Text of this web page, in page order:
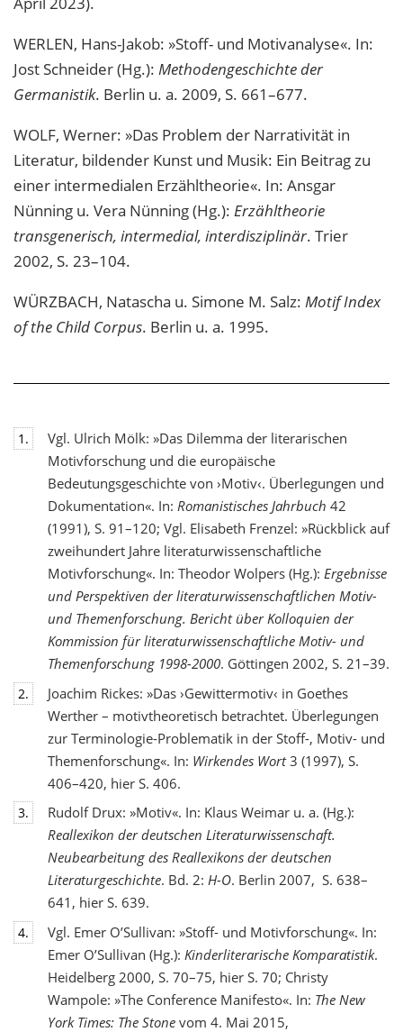
WERLEN, Hans-Jakob: »Stoff- und Motivanalyse«. In:
Jost Schneider (Hg.): Methodengeschichte der
Germanistik. Berlin u. a. 2009, S. 661–677.
WOLF, Werner: »Das Problem der Narrativität in
Literatur, bildender Kunst und Musik: Ein Beitrag zu
einer intermedialen Erzähltheorie«. In: Ansgar
Nünning u. Vera Nünning (Hg.): Erzähltheorie
transgenerisch, intermedial, interdisziplinär. Trier
2002, S. 23–104.
WÜRZBACH, Natascha u. Simone M. Salz: Motif Index
of the Child Corpus. Berlin u. a. 1995.
1.
Vgl. Ulrich Mölk: »Das Dilemma der literarischen
Motivforschung und die europäische
Bedeutungsgeschichte von ›Motiv‹. Überlegungen und
Dokumentation«. In: Romanistisches Jahrbuch 42
(1991), S. 91–120; Vgl. Elisabeth Frenzel: »Rückblick auf
zweihundert Jahre literaturwissenschaftliche
Motivforschung«. In: Theodor Wolpers (Hg.): Ergebnisse
und Perspektiven der literaturwissenschaftlichen Motiv-
und Themenforschung. Bericht über Kolloquien der
Kommission für literaturwissenschaftliche Motiv- und
Themenforschung 1998-2000. Göttingen 2002, S. 21–39.
2.
Joachim Rickes: »Das ›Gewittermotiv‹ in Goethes
Werther – motivtheoretisch betrachtet. Überlegungen
zur Terminologie-Problematik in der Stoff-, Motiv- und
Themenforschung«. In: Wirkendes Wort3 (1997), S.
406–420, hier S. 406.
3.
Rudolf Drux: »Motiv«. In: Klaus Weimar u. a. (Hg.):
Reallexikon der deutschen Literaturwissenschaft.
Neubearbeitung des Reallexikons der deutschen
Literaturgeschichte. Bd. 2: H-O. Berlin 2007, S. 638–
641, hier S. 639.
4.
Vgl. Emer O’Sullivan: »Stoff- und Motivforschung«. In:
Emer O’Sullivan (Hg.): Kinderliterarische Komparatistik.
Heidelberg 2000, S. 70–75, hier S. 70; Christy
Wampole: »The Conference Manifesto«. In: The New
York Times: The Stonevom 4. Mai 2015,